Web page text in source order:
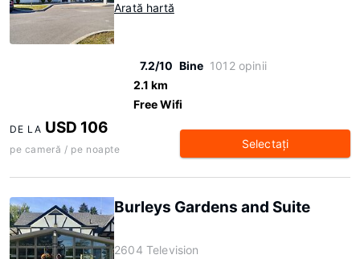
Arată hartă
7.2/10 Bine 1012 opinii
2.1 km
Free Wifi
DE LA USD 106
pe cameră / pe noapte Selectaţi
Burleys Gardens and Suite
2604 Television